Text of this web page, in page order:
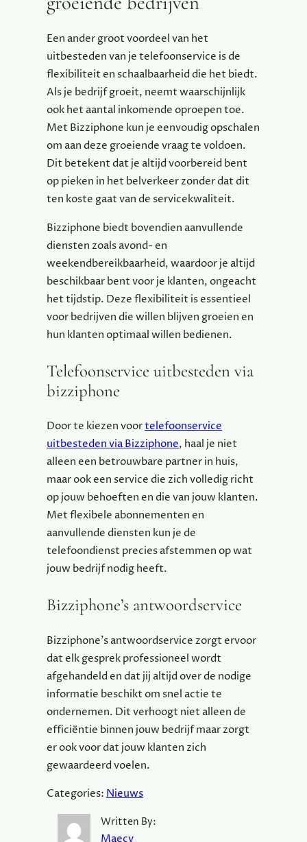
Een ander groot voordeel van het
uitbesteden van je telefoonservice is de
flexibiliteit en schaalbaarheid die het biedt.
Als je bedrijf groeit, neemt waarschijnlijk
ook het aantal inkomende oproepen toe.
Met Bizziphone kun je eenvoudig opschalen
om aan deze groeiende vraag te voldoen.
Dit betekent dat je altijd voorbereid bent
op pieken in het belverkeer zonder dat dit
ten koste gaat van de servicekwaliteit.
Bizziphone biedt bovendien aanvullende
diensten zoals avond- en
weekendbereikbaarheid, waardoor je altijd
beschikbaar bent voor je klanten, ongeacht
het tijdstip. Deze flexibiliteit is essentieel
voor bedrijven die willen blijven groeien en
hun klanten optimaal willen bedienen.
Telefoonservice uitbesteden via
bizziphone
Door te kiezen voortelefoonservice
uitbesteden via Bizziphone, haal je niet
alleen een betrouwbare partner in huis,
maar ook een service die zich volledig richt
op jouw behoeften en die van jouw klanten.
Met flexibele abonnementen en
aanvullende diensten kun je de
telefoondienst precies afstemmen op wat
jouw bedrijf nodig heeft.
Bizziphone’s antwoordservice
Bizziphone’s antwoordservice zorgt ervoor
dat elk gesprek professioneel wordt
afgehandeld en dat jij altijd over de nodige
informatie beschikt om snel actie te
ondernemen. Dit verhoogt niet alleen de
efficiëntie binnen jouw bedrijf maar zorgt
er ook voor dat jouw klanten zich
gewaardeerd voelen.
Categories:Nieuws
Written By:
Maecy